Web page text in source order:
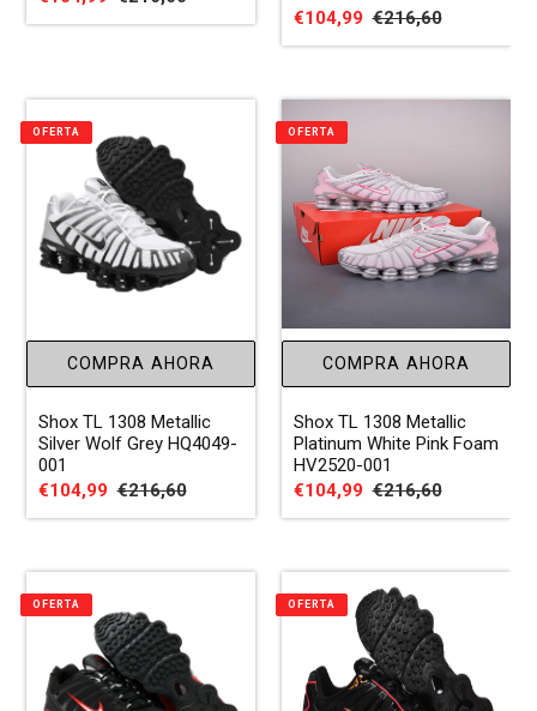
de
habitual
Precio
de
€104,99 Precio
habitual
€216,60
COMPRA AHORA
Shox TL 1308 Metallic
Silver Wolf Grey HQ4049-
001
Precio
de
€104,99 Precio
habitual
€216,60
OFERTA
COMPRA AHORA
Shox TL 1308 Metallic
Platinum White Pink Foam
HV2520-001
Precio
de
€104,99 Precio
habitual
€216,60
OFERTA
OFERTA OFERTA